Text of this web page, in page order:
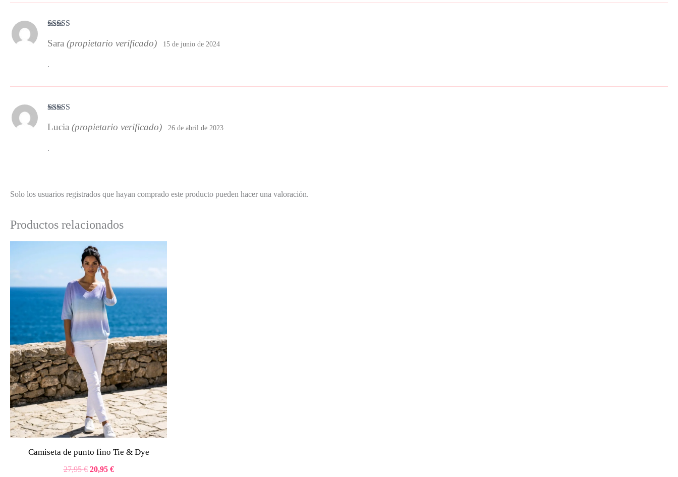
con3
Sara (propietario verificado) 15 de junio de 2024
.
con3
Lucia (propietario verificado) 26 de abril de 2023
.
Solo los usuarios registrados que hayan comprado este producto pueden hacer una valoración.
Productos relacionados
Camiseta de punto fino Tie & Dye
27,95€
El
precio
original
era:
27,95 €.
20,95 €
20,95 €.